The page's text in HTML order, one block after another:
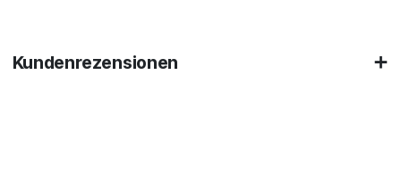
Kundenrezensionen